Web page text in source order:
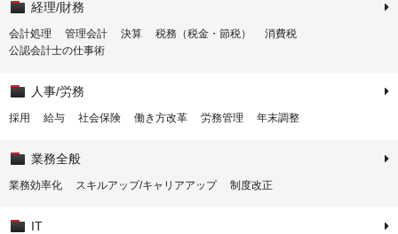
経理/財務
会計処理 管理会計 決算 税務（税金・節税）
消費税
公認会計士の仕事術
人事/労務
採用 給与 社会保険 働き方改革 労務管理 年末調整
業務全般
業務効率化 スキルアップ/キャリアアップ 制度改正
IT